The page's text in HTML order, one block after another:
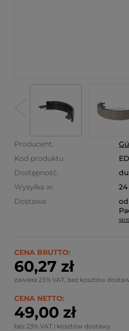
Producent:
Kod produktu:
Dostępność:
Wysyłka w:
Dostawa:
od
Ze względu na
CENA BRUTTO:
60,27 zł
zawiera 23% VAT, bez kosztów
CENA NETTO:
49,00 zł
bez 23% VAT i kosztów dostawy